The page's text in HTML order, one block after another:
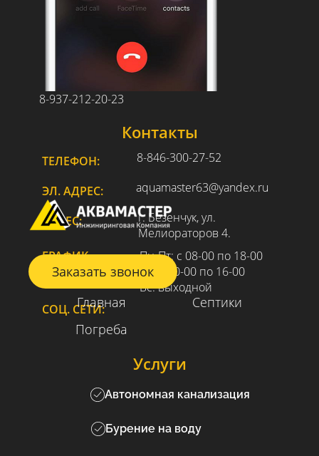
8-937-212-20-23
Контакты
ТЕЛЕФОН: 8-846-300-27-52
ЭЛ. АДРЕС: aquamaster63@yandex.ru
АДРЕС:
г. Безенчук, ул.
Мелиораторов 4.
ГРАФИК
РАБОТЫ:
Пн-Пт: с 08-00 по 18-00
Сб: с 10-00 по 16-00
Вс: выходной
СОЦ. СЕТИ:
Услуги
Автономная канализация
Бурение на воду
Заказать звонок
Главная
Септики
Погреба